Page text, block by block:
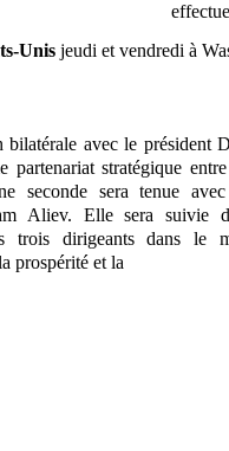
Unis jeudi et vendredi à
bilatérale avec le président
partenariat stratégique
seconde sera tenue
Aliev. Elle sera suivie
trois dirigeants dans le
prospérité et la